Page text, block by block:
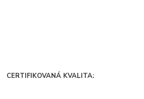
CERTIFIKOVANÁ KVALITA: